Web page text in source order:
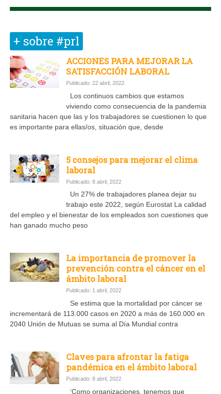
+ sobre #prl
ACCIONES PARA MEJORAR LA
SATISFACCIÓN LABORAL
Publicado: 22 abril, 2022
Los continuos cambios que estamos
viviendo como consecuencia de la pandemia
sanitaria hacen que las y los trabajadores se cuestionen lo que
es importante para ellas/os, situación que, desde
5 consejos para mejorar el clima
laboral
Publicado: 8 abril, 2022
Un 27% de trabajadores planea dejar su
trabajo este 2022, según Eurostat La calidad
del empleo y el bienestar de los empleados son cuestiones que
han ganado mucho peso
La importancia de promover la
prevención contra el cáncer en el
ámbito laboral
Publicado: 1 abril, 2022
Se estima que la mortalidad por cáncer se
incrementará de 113.000 casos en 2020 a más de 160.000 en
2040 Unión de Mutuas se suma al Día Mundial contra
Claves para afrontar la fatiga
pandémica en el ámbito laboral
Publicado: 8 abril, 2022
‘Como organizaciones, tenemos que